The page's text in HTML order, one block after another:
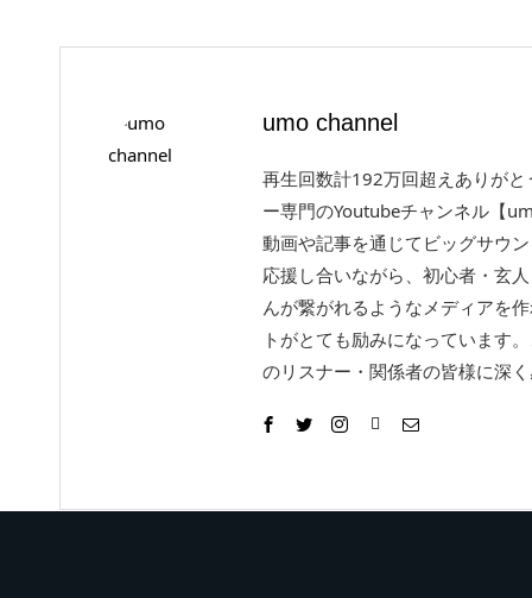
umo channel
再生回数計192万回超えありが
ー専門のYoutubeチャンネル【
動画や記事を通じてビッグサウ
応援し合いながら、初心者・玄
んが繋がれるようなメディアを
トがとても励みになっています
のリスナー・関係者の皆様に深